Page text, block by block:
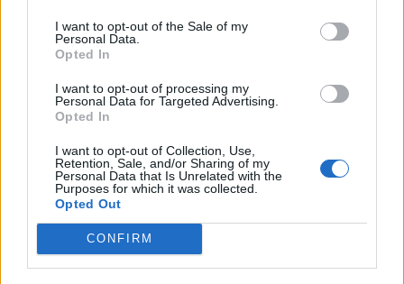
I want to opt-out of the Sale of my
Personal Data.
Opted In
I want to opt-out of processing my
Personal Data for Targeted Advertising.
Opted In
I want to opt-out of Collection, Use,
Retention, Sale, and/or Sharing of my
Personal Data that Is Unrelated with the
Purposes for which it was collected.
Opted Out
CONFIRM
10 tanács, ha jobban akarod érezni magad
nyílik – Villa...
A családok, akik soha nem hagyták abba
várakozást – Ha egy...